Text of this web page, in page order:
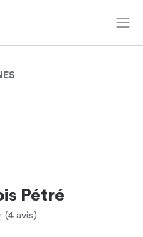
Pétré
(4 avis)